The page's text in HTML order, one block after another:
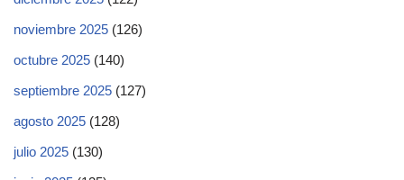
noviembre 2025 (126)
octubre 2025 (140)
septiembre 2025 (127)
agosto 2025 (128)
julio 2025 (130)